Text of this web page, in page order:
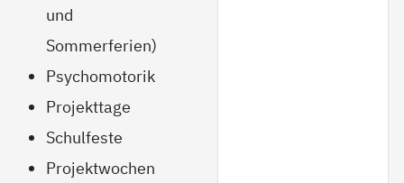
und
Sommerferien)
Psychomotorik
Projekttage
Schulfeste
Projektwochen